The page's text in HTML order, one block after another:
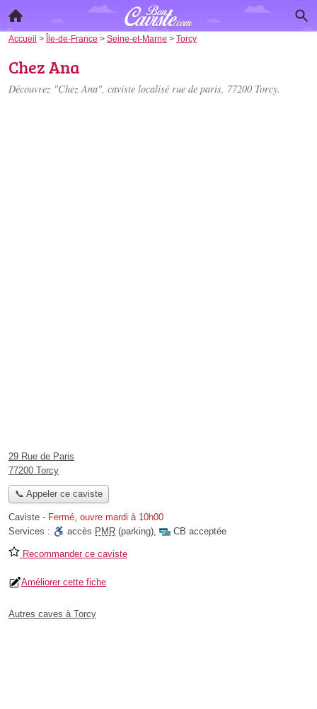
Accueil > Île-de-France > Seine-et-Marne > Torcy
Chez Ana
Découvrez "Chez Ana", caviste localisé rue de paris, 77200 Torcy.
29 Rue de Paris
77200 Torcy
📞 Appeler ce caviste
Caviste - Fermé, ouvre mardi à 10h00
Services :
accès PMR (parking), CB acceptée
Recommander ce caviste
Améliorer cette fiche
Autres caves à Torcy